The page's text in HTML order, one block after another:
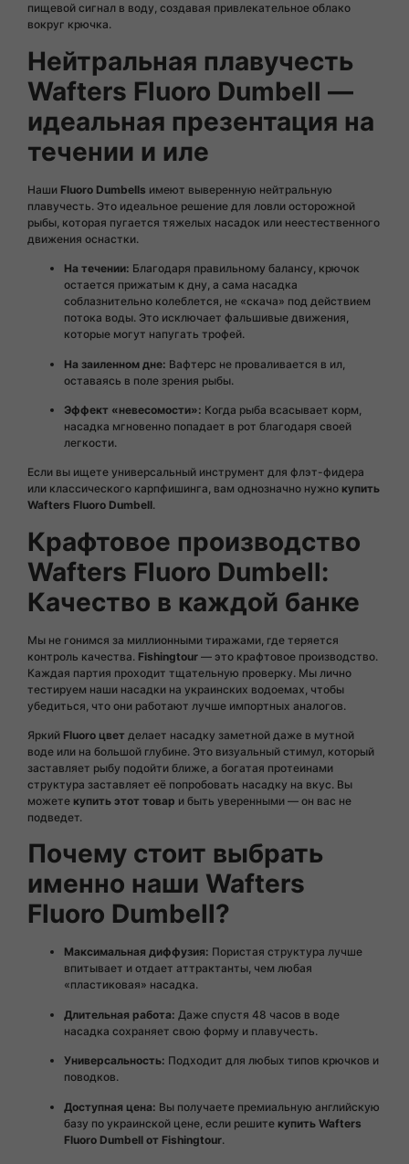
пищевой сигнал в воду, создавая привлекательное облако
вокруг крючка.
Нейтральная плавучесть
Wafters Fluoro Dumbell —
идеальная презентация на
течении и иле
Наши Fluoro Dumbells имеют выверенную нейтральную
плавучесть. Это идеальное решение для ловли осторожной
рыбы, которая пугается тяжелых насадок или неестественного
движения оснастки.
На течении: Благодаря правильному балансу, крючок
остается прижатым к дну, а сама насадка
соблазнительно колеблется, не «скача» под действием
потока воды. Это исключает фальшивые движения,
которые могут напугать трофей.
На заиленном дне: Вафтерс не проваливается в ил,
оставаясь в поле зрения рыбы.
Эффект «невесомости»: Когда рыба всасывает корм,
насадка мгновенно попадает в рот благодаря своей
легкости.
Если вы ищете универсальный инструмент для флэт-фидера
или классического карпфишинга, вам однозначно нужно купить
Wafters Fluoro Dumbell.
Крафтовое производство
Wafters Fluoro Dumbell:
Качество в каждой банке
Мы не гонимся за миллионными тиражами, где теряется
контроль качества. Fishingtour — это крафтовое производство.
Каждая партия проходит тщательную проверку. Мы лично
тестируем наши насадки на украинских водоемах, чтобы
убедиться, что они работают лучше импортных аналогов.
Яркий Fluoro цвет делает насадку заметной даже в мутной
воде или на большой глубине. Это визуальный стимул, который
заставляет рыбу подойти ближе, а богатая протеинами
структура заставляет её попробовать насадку на вкус. Вы
можете купить этот товар и быть уверенными — он вас не
подведет.
Почему стоит выбрать
именно наши Wafters
Fluoro Dumbell?
Максимальная диффузия: Пористая структура лучше
впитывает и отдает аттрактанты, чем любая
«пластиковая» насадка.
Длительная работа: Даже спустя 48 часов в воде
насадка сохраняет свою форму и плавучесть.
Универсальность: Подходит для любых типов крючков и
поводков.
Доступная цена: Вы получаете премиальную английскую
базу по украинской цене, если решите купить Wafters
Fluoro Dumbell от Fishingtour.